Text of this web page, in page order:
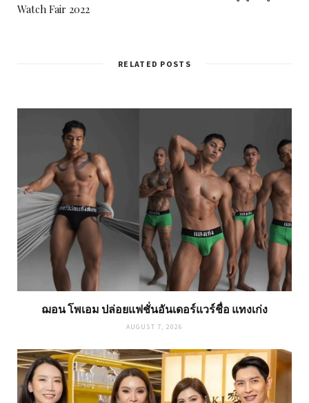
Watch Fair 2022
RELATED POSTS
ฌอน โพเอม ปล่อยแฟชั่นอันเดอร์แวร์ชื่อ แทงเก่ง
AUGUST 7, 2026